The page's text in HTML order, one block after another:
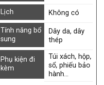
Lịch Không có
Tính năng bổ
sung
Dây da, dây
thép
Phụ kiện đi
kèm
Túi xách, hộp,
sổ, phiếu bảo
hành…